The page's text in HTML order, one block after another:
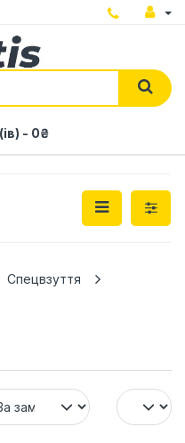
- 0₴
Спецвзуття